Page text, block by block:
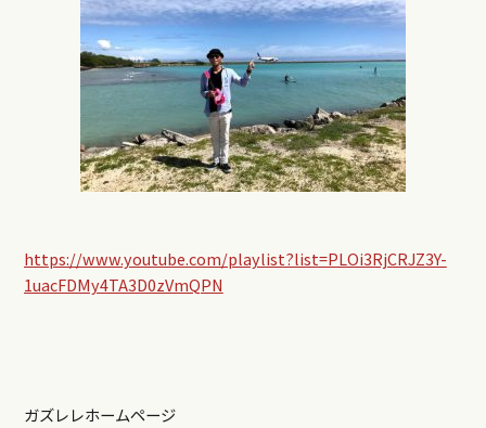
https://www.youtube.com/playlist?list=PLOi3RjCRJZ3Y-
1uacFDMy4TA3D0zVmQPN
ガズレレホームページ